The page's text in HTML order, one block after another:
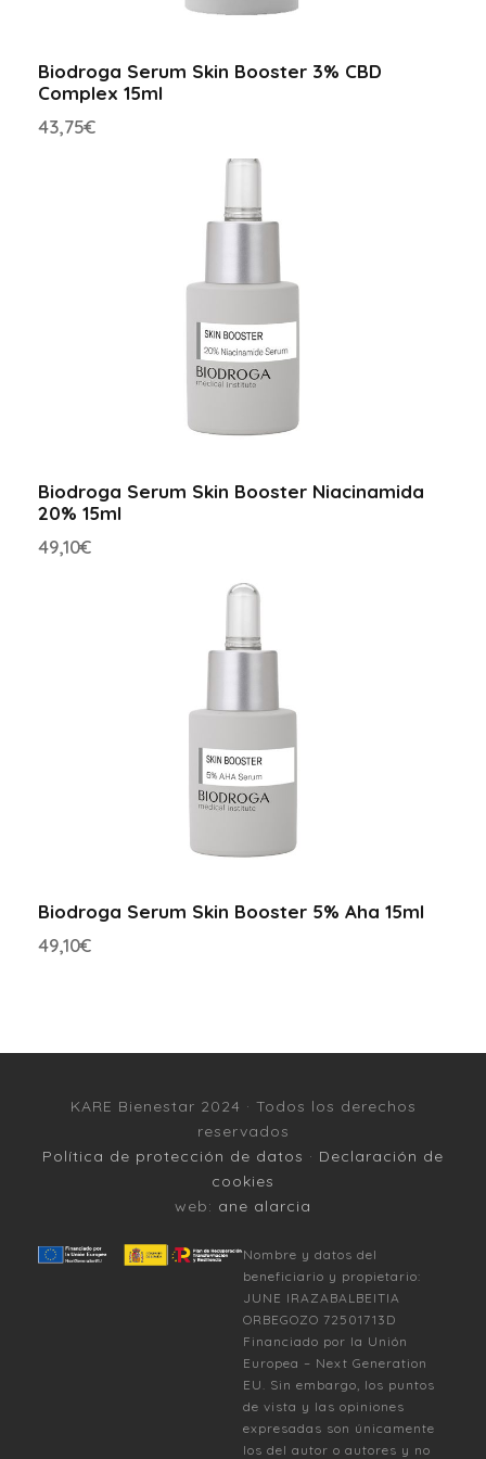
Biodroga Serum Skin Booster 3% CBD
Complex 15ml
43,75€
Biodroga Serum Skin Booster Niacinamida
20% 15ml
49,10€
Biodroga Serum Skin Booster 5% Aha 15ml
49,10€
KARE Bienestar 2024 · Todos los derechos
reservados
Política de protección de datos · Declaración de
cookies
web: ane alarcia
Nombre y datos del
beneficiario y propietario:
JUNE IRAZABALBEITIA
ORBEGOZO 72501713D
Financiado por la Unión
Europea – Next Generation
EU. Sin embargo, los puntos
de vista y las opiniones
expresadas son únicamente
los del autor o autores y no